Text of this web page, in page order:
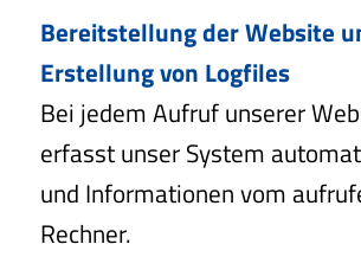
Bereitstellung der Website
Erstellung von Logfiles
Bei jedem Aufruf unserer
erfasst unser System
und Informationen vom
Rechner.